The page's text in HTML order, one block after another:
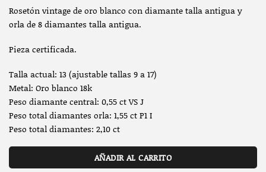
Rosetón vintage de oro blanco con diamante talla antigua y
orla de 8 diamantes talla antigua.
Pieza certificada.
Talla actual: 13 (ajustable tallas 9 a 17)
Metal: Oro blanco 18k
Peso diamante central: 0,55 ct VS J
Peso total diamantes orla: 1,55 ct P1 I
Peso total diamantes: 2,10 ct
AÑADIR AL CARRITO